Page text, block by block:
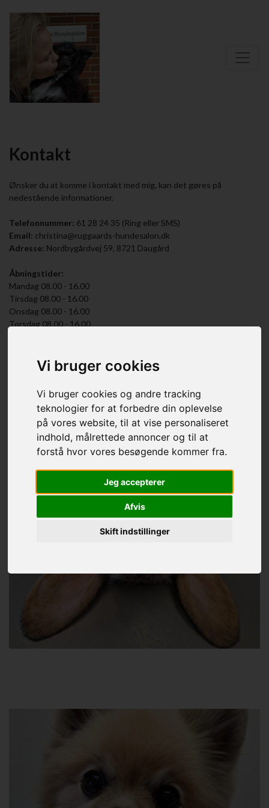
Vi bruger cookies
Vi bruger cookies og andre tracking
teknologier for at forbedre din oplevelse
på vores website, til at vise personaliseret
indhold, målrettede annoncer og til at
forstå hvor vores besøgende kommer fra.
Jeg accepterer
Afvis
Skift indstillinger
Kontakt
Ønsker du at komme i kontakt med mig, kan det gøres på
nedestående informationer.
Telefonnummer: 61 28 24 35 (Ring eller SMS)
Email: christina@ruggaards-hundesalon.dk
Adresse: Nordbygårdvej 59, 8721 Daugård
Åbningstider:
Mandag 08.00 - 16.00
Tirsdag 08.00 - 16.00
Onsdag 08.00 - 16.00
Torsdag 08.00 - 16.00
(Akuttid om fredagen kl. 14.00 - 16.00).
- i få tilfælde, lørdag formiddag.
Telefontid:Salonens åbningstid.